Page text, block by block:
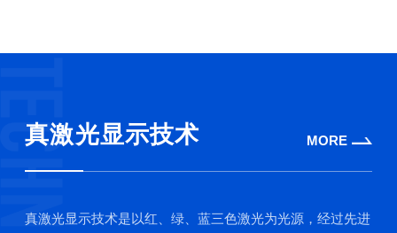
真激光显示技术 MORE
真激光显示技术是以红、绿、蓝三色激光为光源，经过先进